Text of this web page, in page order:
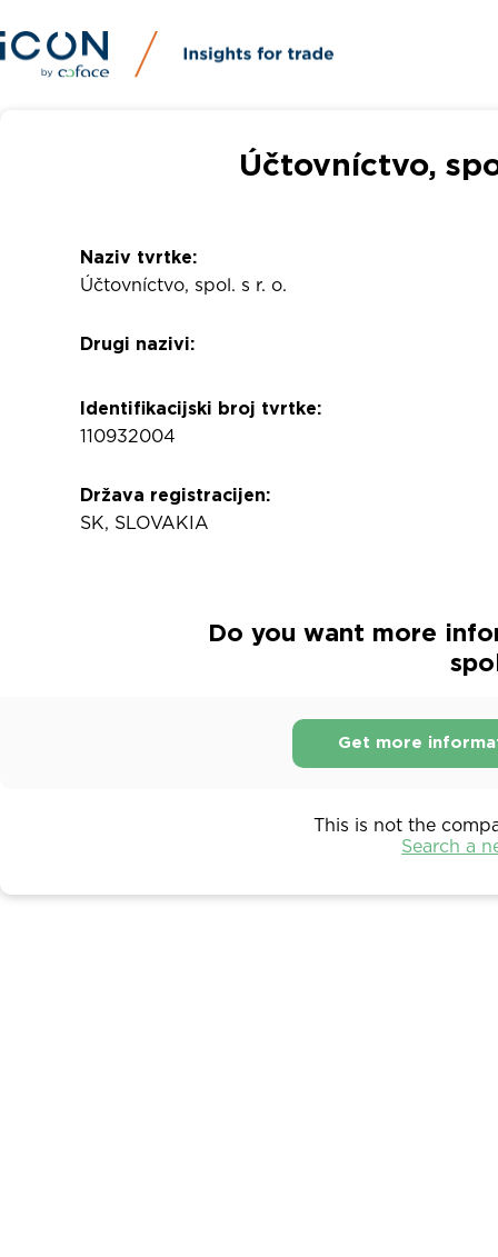
Účtovníctvo,
Naziv tvrtke:
Účtovníctvo, spol. s r. o.
Drugi nazivi:
Identifikacijski broj tvrtke:
110932004
Država registracijen:
SK, SLOVAKIA
Do you want more
Get more
This is not the
Search a